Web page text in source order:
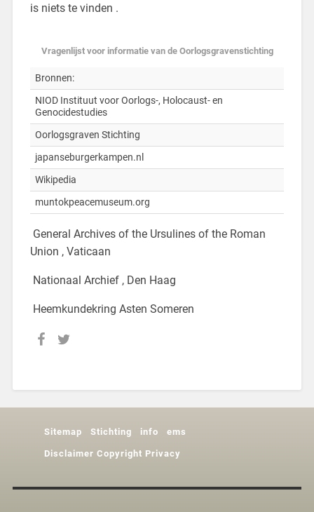
is niets te vinden .
Vragenlijst voor informatie van de Oorlogsgravenstichting
Bronnen:
NIOD Instituut voor Oorlogs-, Holocaust- en
Genocidestudies
Oorlogsgraven Stichting
japanseburgerkampen.nl
Wikipedia
muntokpeacemuseum.org
General Archives of the Ursulines of the Roman
Union , Vaticaan
Nationaal Archief , Den Haag
Heemkundekring Asten Someren
Sitemap Stichting info ems
Disclaimer Copyright Privacy